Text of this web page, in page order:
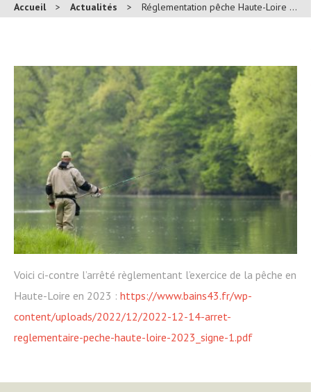
Accueil > Actualités > Réglementation pêche Haute-Loire 2023
Voici ci-contre l’arrêté règlementant l’exercice de la pêche en
Haute-Loire en 2023 : https://www.bains43.fr/wp-
content/uploads/2022/12/2022-12-14-arret-
reglementaire-peche-haute-loire-2023_signe-1.pdf